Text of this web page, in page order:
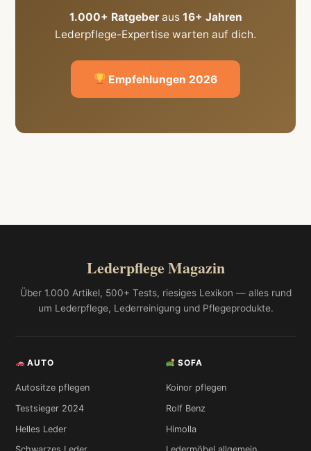
1.000+ Ratgeberaus 16+ Jahren
Lederpflege-Expertise warten auf dich.
Empfehlungen 2026
Lederpflege Magazin
Über 1.000 Artikel, 500+ Tests, riesiges Lexikon — alles rund
um Lederpflege, Lederreinigung und Pflegeprodukte.
AUTO
Autositze pflegen
Testsieger 2024
Helles Leder
SOFA
Koinor pflegen
Rolf Benz
Himolla